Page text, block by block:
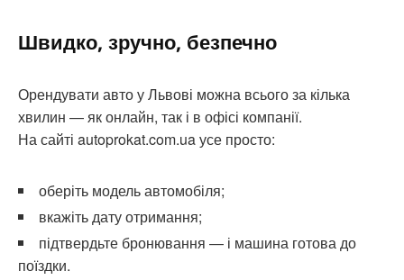
Швидко, зручно, безпечно
Орендувати авто у Львові можна всього за кілька
хвилин — як онлайн, так і в офісі компанії.
На сайті autoprokat.com.ua усе просто:
оберіть модель автомобіля;
вкажіть дату отримання;
підтвердьте бронювання — і машина готова до
поїздки.